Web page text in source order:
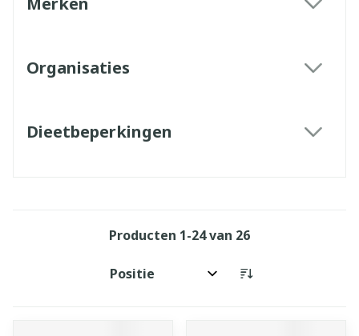
Organisaties
Dieetbeperkingen
Producten 1-24van 26
Sorteer op: